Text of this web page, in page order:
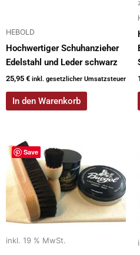
HEBOLD
Hochwertiger Schuhanzieher
Edelstahl und Leder schwarz
25,95 € inkl. gesetzlicher Umsatzsteuer
In den Warenkorb
Save
inkl. 19 % MwSt.